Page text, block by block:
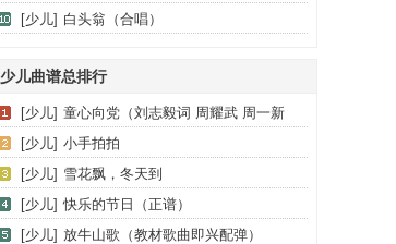
[少儿] 白头翁（合唱）
少儿曲谱总排行
[少儿] 童心向党（刘志毅词 周耀武 周一新
曲）
[少儿] 小手拍拍
[少儿] 雪花飘，冬天到
[少儿] 快乐的节日（正谱）
[少儿] 放牛山歌（教材歌曲即兴配弹）